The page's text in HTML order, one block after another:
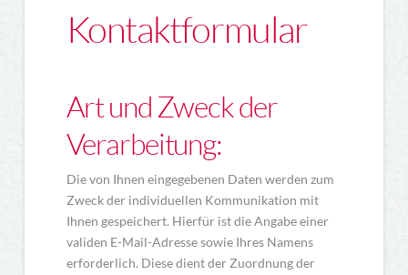
Kontaktformular
Art und Zweck der
Verarbeitung:
Die von Ihnen eingegebenen Daten werden zum
Zweck der individuellen Kommunikation mit
Ihnen gespeichert. Hierfür ist die Angabe einer
validen E-Mail-Adresse sowie Ihres Namens
erforderlich. Diese dient der Zuordnung der